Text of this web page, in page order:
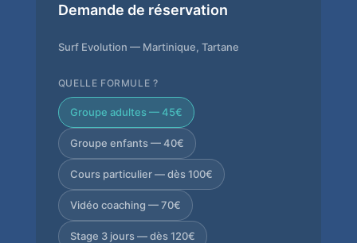
Demande de réservation
Surf Evolution — Martinique, Tartane
QUELLE FORMULE ?
Groupe adultes — 45€
Groupe enfants — 40€
Cours particulier — dès 100€
Vidéo coaching — 70€
Stage 3 jours — dès 120€